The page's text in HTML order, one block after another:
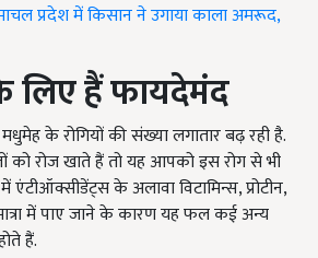
प्रदेश में किसान ने उगाया काला अमरूद,
लिए हैं फायदेमंद
के रोगियों की संख्या लगातार बढ़ रही है.
रोज खाते हैं तो यह आपको इस रोग से भी
के अलावा विटामिन्स, प्रोटीन,
में पाए जाने के कारण यह फल कई अन्य
हैं.